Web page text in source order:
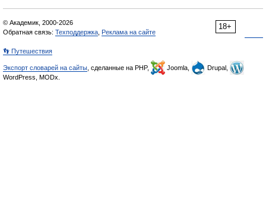
18+
© Академик, 2000-2026
Обратная связь: Техподдержка Реклама на сайте
👣 Путешествия
Экспорт словарей на сайты , сделанные на PHP, Joomla,
Drupal,
WordPress, MODx.